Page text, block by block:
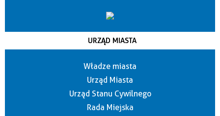
URZĄD MIASTA
Władze miasta
Urząd Miasta
Urząd Stanu Cywilnego
Rada Miejska